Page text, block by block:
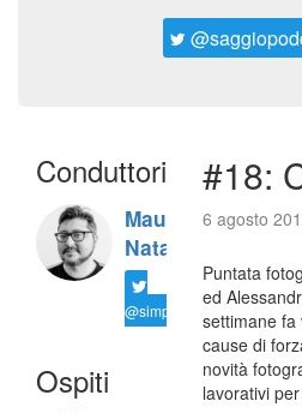
Conduttori
Maurizio
Natali
@simplemal
Ospiti
#18:
6 agosto
Puntata
ed
settimane
cause di
novità
lavorativi